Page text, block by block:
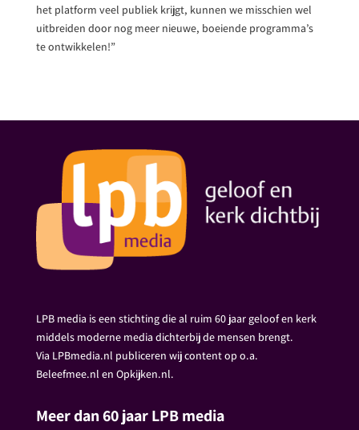
het platform veel publiek krijgt, kunnen we misschien wel
uitbreiden door nog meer nieuwe, boeiende programma’s
te ontwikkelen!”
LPB media is een stichting die al ruim 60 jaar geloof en kerk
middels moderne media dichterbij de mensen brengt.
Via LPBmedia.nl publiceren wij content op o.a.
Beleefmee.nl en Opkijken.nl.
Meer dan 60 jaar LPB media